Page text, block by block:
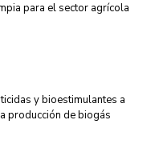
para el sector agrícola
y bioestimulantes a
producción de biogás